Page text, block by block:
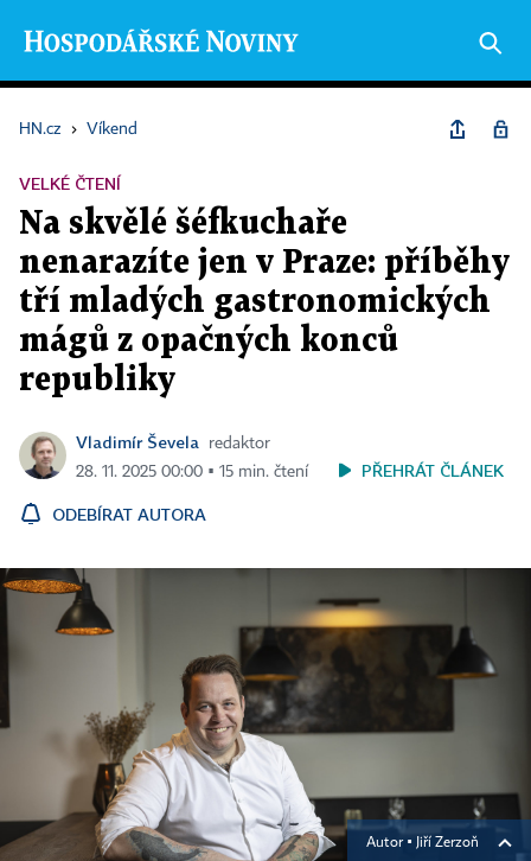
HN.cz › Víkend
VELKÉ ČTENÍ
Na skvělé šéfkuchaře
nenarazíte jen v Praze: příběhy
tří mladých gastronomických
mágů z opačných konců
republiky
Vladimír Ševela
redaktor
28. 11. 2025 00:00 ▪ 15 min. čtení
PŘEHRÁT ČLÁNEK
ODEBÍRAT AUTORA
Autor ▪ Jiří Zerzoň